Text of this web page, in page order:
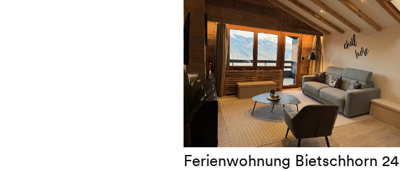
Ferienwohnung Bietschhorn 24